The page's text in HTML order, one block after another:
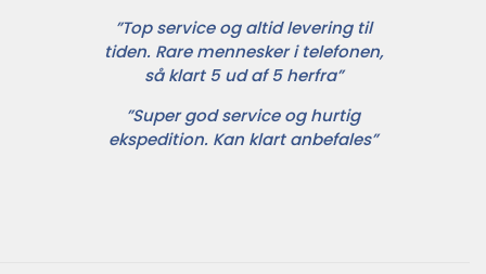
”Top service og altid levering til
tiden. Rare mennesker i telefonen,
så klart 5 ud af 5 herfra”
”Super god service og hurtig
ekspedition. Kan klart anbefales”